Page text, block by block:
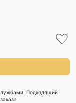
Подходящий